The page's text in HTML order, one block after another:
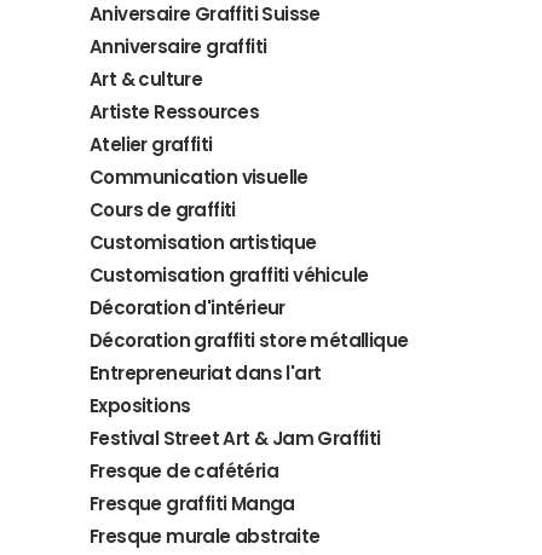
Aniversaire Graffiti Suisse
Anniversaire graffiti
Art & culture
Artiste Ressources
Atelier graffiti
Communication visuelle
Cours de graffiti
Customisation artistique
Customisation graffiti véhicule
Décoration d'intérieur
Décoration graffiti store métallique
Entrepreneuriat dans l'art
Expositions
Festival Street Art & Jam Graffiti
Fresque de cafétéria
Fresque graffiti Manga
Fresque murale abstraite